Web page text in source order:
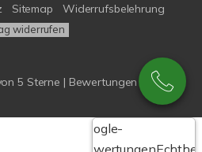
Sitemap Widerrufsbelehrung
widerrufen
5 Sterne | Bewertungen bei
Google-
Bewertungen